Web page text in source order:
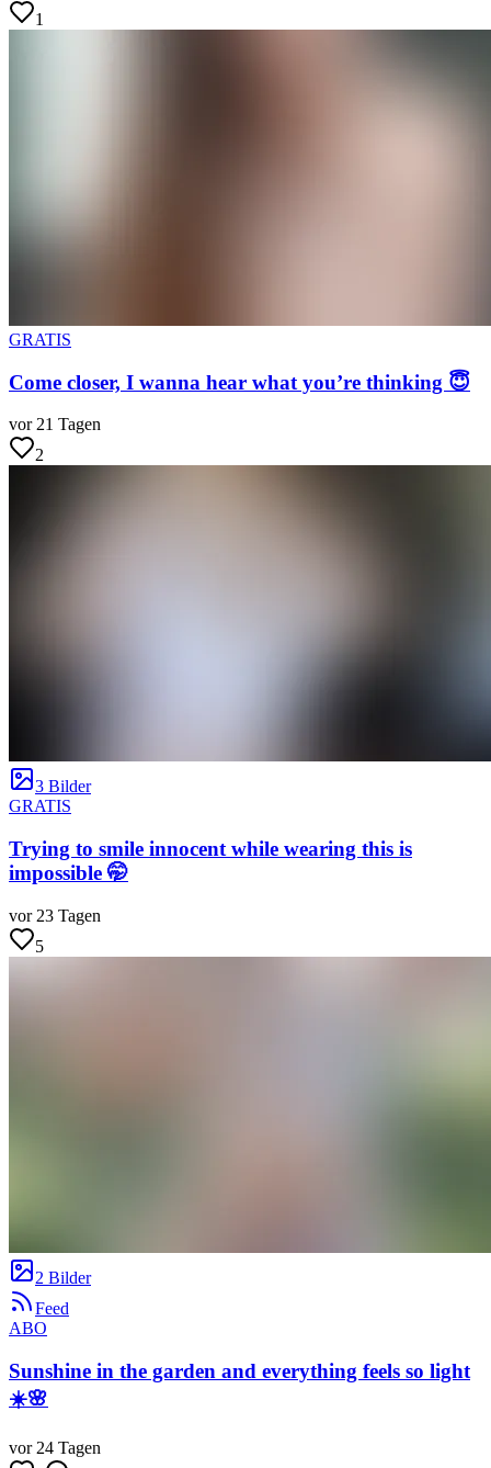
1
GRATIS
Come closer, I wanna hear what you’re thinking 😇
vor 21 Tagen
2
3 Bilder
GRATIS
Trying to smile innocent while wearing this is
impossible 🤭
vor 23 Tagen
5
2 Bilder
Feed
ABO
Sunshine in the garden and everything feels so light
☀️🌸
vor 24 Tagen